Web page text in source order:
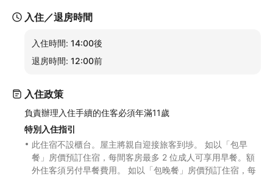
入住／退房時間
入住時間: 14:00後
退房時間: 12:00前
入住政策
負責辦理入住手續的住客必須年滿11歲
特別入住指引
此住宿不設櫃台。屋主將親自迎接旅客到埗。 如以「包早
餐」房價預訂住宿，每間客房最多 2 位成人可享用早餐。額
外住客須另付早餐費用。 如以「包晚餐」房價預訂住宿，每